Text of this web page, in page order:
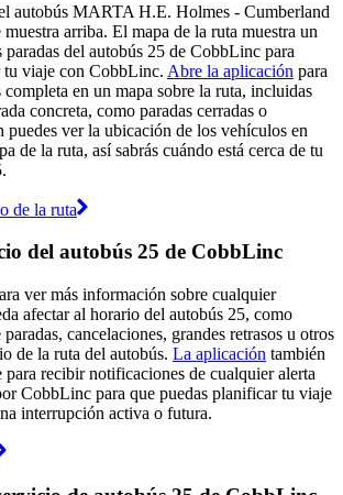
autobús MARTA H.E. Holmes - Cumberland
arriba. El mapa de la ruta muestra un
paradas del autobús 25 de CobbLinc para
tu viaje con CobbLinc. Abre la aplicación para
en un mapa sobre la ruta, incluidas
concreta, como paradas cerradas o
puedes ver la ubicación de los vehículos en
de la ruta, así sabrás cuándo está cerca de tu
de la ruta
del autobús 25 de CobbLinc
ver más información sobre cualquier
afectar al horario del autobús 25, como
cancelaciones, grandes retrasos u otros
de la ruta del autobús. La aplicación también
para recibir notificaciones de cualquier alerta
CobbLinc para que puedas planificar tu viaje
interrupción activa o futura.